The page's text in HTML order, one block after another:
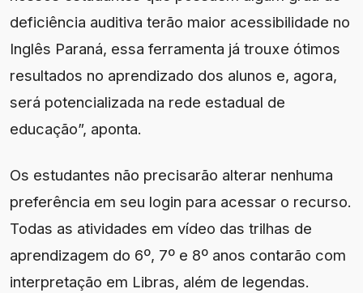
deficiência auditiva terão maior acessibilidade no
Inglês Paraná, essa ferramenta já trouxe ótimos
resultados no aprendizado dos alunos e, agora,
será potencializada na rede estadual de
educação”, aponta.
Os estudantes não precisarão alterar nenhuma
preferência em seu login para acessar o recurso.
Todas as atividades em vídeo das trilhas de
aprendizagem do 6º, 7º e 8º anos contarão com
interpretação em Libras, além de legendas.